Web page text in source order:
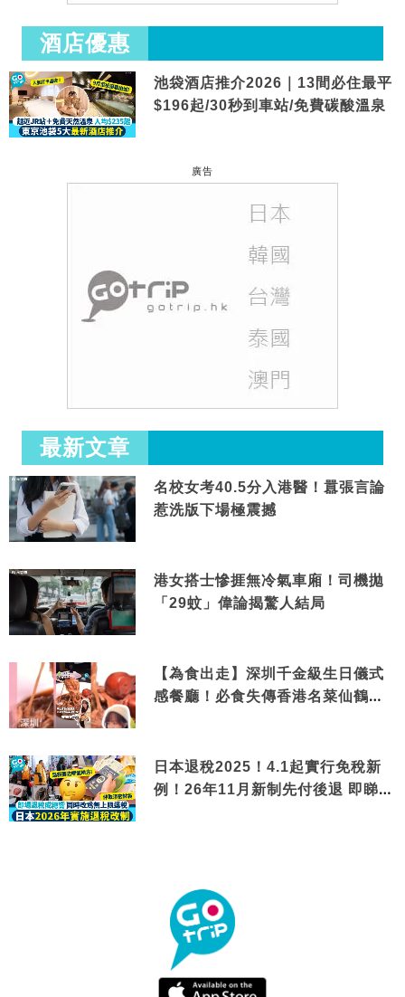
酒店優惠
池袋酒店推介2026｜13間必住最平
$196起/30秒到車站/免費碳酸溫泉
廣告
最新文章
名校女考40.5分入港醫！囂張言論
惹洗版下場極震撼
港女搭士慘捱無冷氣車廂！司機拋
「29蚊」偉論揭驚人結局
【為食出走】深圳千金級生日儀式
感餐廳！必食失傳香港名菜仙鶴神
日本退稅2025！4.1起實行免稅新
例！26年11月新制先付後退 即睇步